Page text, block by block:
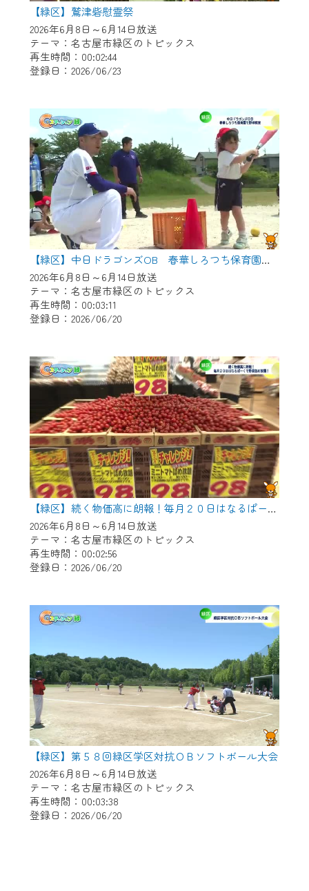
【緑区】鷲津砦慰霊祭
2026年6月8日～6月14日放送
テーマ：名古屋市緑区のトピックス
再生時間：00:02:44
登録日：2026/06/23
【緑区】中日ドラゴンズOB 春華しろつち保育園で野球教室
2026年6月8日～6月14日放送
テーマ：名古屋市緑区のトピックス
再生時間：00:03:11
登録日：2026/06/20
【緑区】続く物価高に朗報！毎月２０日はなるぱーくで野菜つめ放題！
2026年6月8日～6月14日放送
テーマ：名古屋市緑区のトピックス
再生時間：00:02:56
登録日：2026/06/20
【緑区】第５８回緑区学区対抗ＯＢソフトボール大会
2026年6月8日～6月14日放送
テーマ：名古屋市緑区のトピックス
再生時間：00:03:38
登録日：2026/06/20